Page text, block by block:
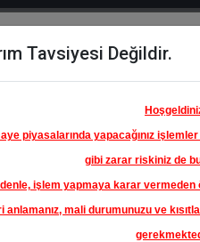
Hisse
Öne
Çıkanlar
Tavsiyesi Değildir.
piyasalarında yapacağınız
gibi zarar riskiniz de
işlem yapmaya karar
anlamanız, mali durumunuzu ve